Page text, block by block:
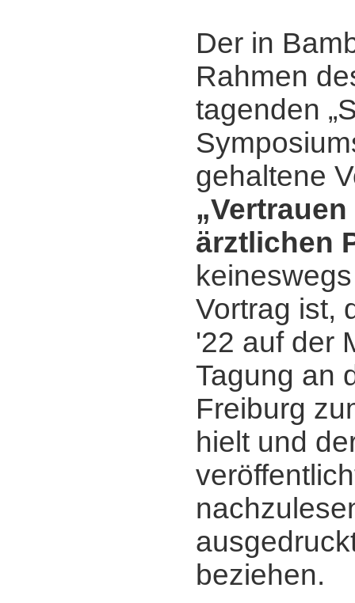
Der in
Rahmen
tagenden
gehaltene
ärztlichen
Vortrag ist,
'22 auf der
Tagung an
Freiburg
hielt und
beziehen.